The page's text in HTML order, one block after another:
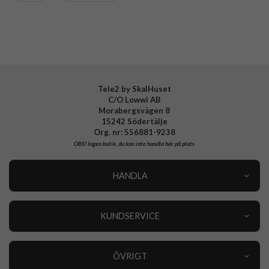
Tele2 by SkalHuset
C/O Lowwi AB
Morabergsvägen 8
15242 Södertälje
Org. nr: 556881-9238
OBS!Ingen butik, du kan inte handla här på plats
HANDLA
KUNDSERVICE
ÖVRIGT